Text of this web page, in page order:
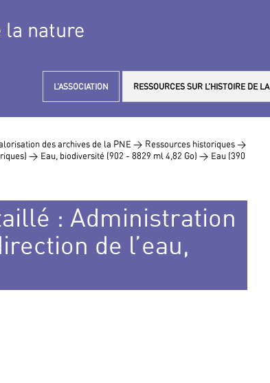
la nature
L’ASSOCIATION RESSOURCES SUR L’HISTOIRE DE
des archives de la PNE > Ressources historiques >
> Eau, biodiversité (902 - 8829 ml 4,82 Go) > Eau (390
: Administration
de l’eau,